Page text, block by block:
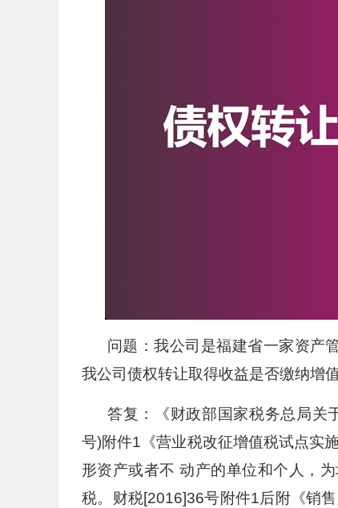
问题：我公司是福建省一家资产
我公司债权转让取得收益是否缴纳增
答复：《财政部国家税务总局关
号)附件1《营业税改征增值税试点实
形资产或者不 动产的单位和个人，
税。财税[2016]36号附件1后附《销